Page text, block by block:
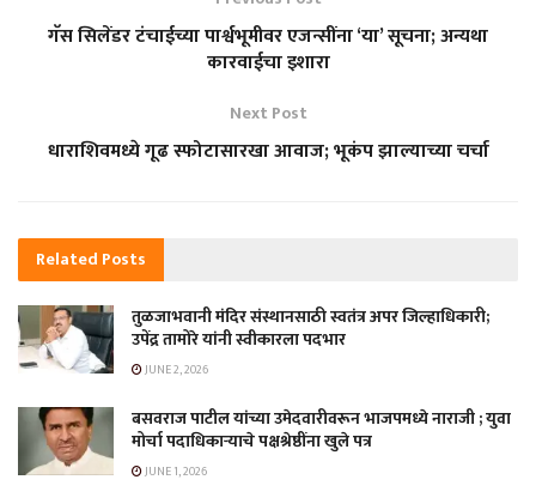
गॅस सिलेंडर टंचाईच्या पार्श्वभूमीवर एजन्सींना ‘या’ सूचना; अन्यथा
कारवाईचा इशारा
Next Post
धाराशिवमध्ये गूढ स्फोटासारखा आवाज; भूकंप झाल्याच्या चर्चा
Related Posts
तुळजाभवानी मंदिर संस्थानसाठी स्वतंत्र अपर जिल्हाधिकारी;
उपेंद्र तामोरे यांनी स्वीकारला पदभार
JUNE 2, 2026
बसवराज पाटील यांच्या उमेदवारीवरून भाजपमध्ये नाराजी ; युवा
मोर्चा पदाधिकाऱ्याचे पक्षश्रेष्ठींना खुले पत्र
JUNE 1, 2026